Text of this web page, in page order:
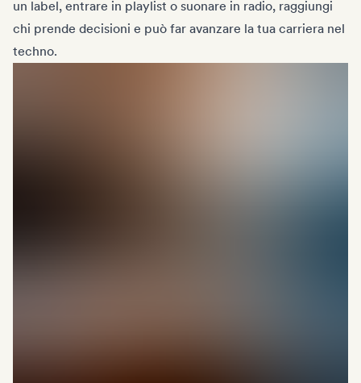
un label, entrare in playlist o suonare in radio, raggiungi
chi prende decisioni e può far avanzare la tua carriera nel
techno.